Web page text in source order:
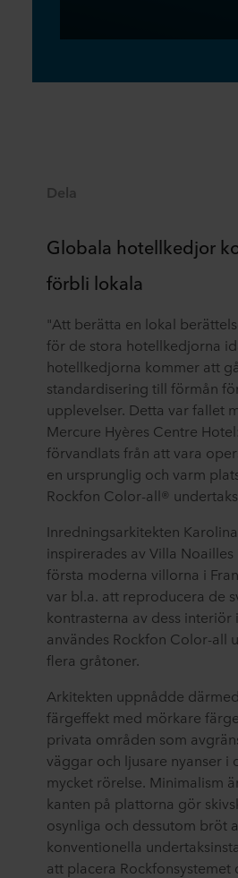
Dela
Globala hotellkedjor
förbli lokala
"Att berätta en lokal
för de stora hotellkedjorna
hotellkedjorna kommer att
standardisering till förmån
upplevelser. Detta var fallet
Mercure Hyères Centre
förvandlats från att vara
en ursprunglig och varm
Rockfon Color-all®
Inredningsarkitekten
inspirerades av Villa Noailles
första moderna villorna i
var bl.a. att reproducera de
kontrasterna av dess interiör
användes Rockfon Color-all
flera gråtoner.
Arkitekten uppnådde
färgeffekt med mörkare
privata områden som
väggar och ljusare nyanser i
mycket rörelse. Minimalism
kanten på plattorna gör
osynliga och dessutom bröt
konventionella
att placera